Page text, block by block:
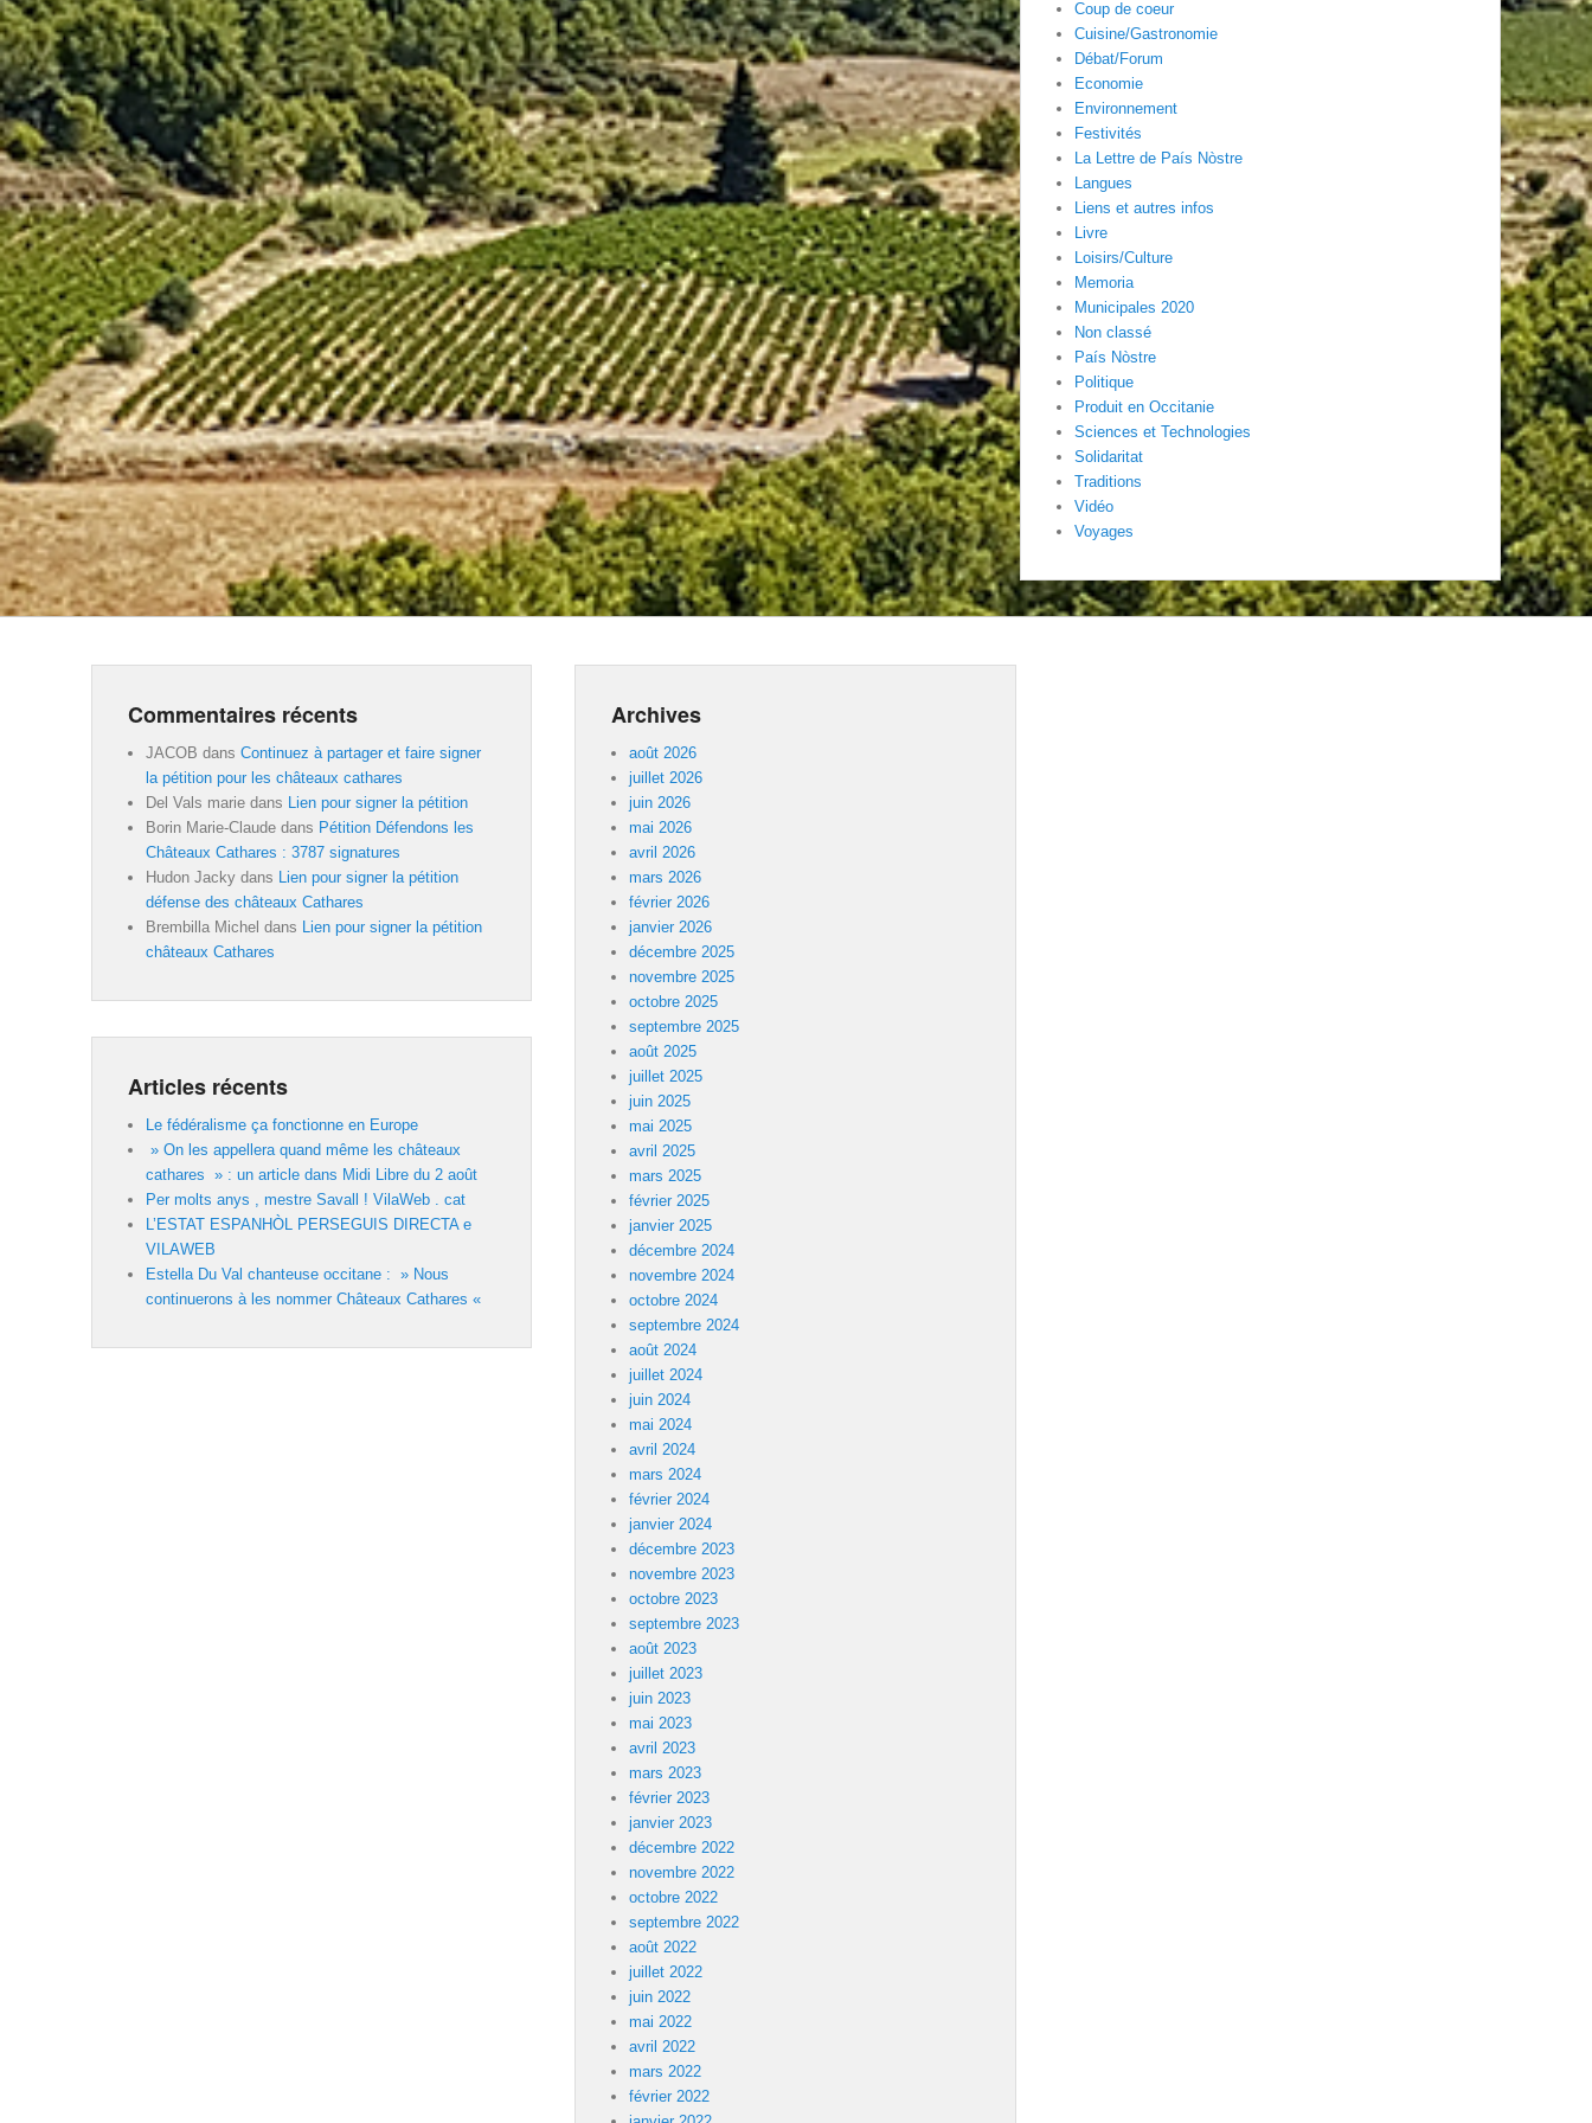
Coup de coeur
Cuisine/Gastronomie
Débat/Forum
Economie
Environnement
Festivités
La Lettre de País Nòstre
Langues
Liens et autres infos
Livre
Loisirs/Culture
Memoria
Municipales 2020
Non classé
País Nòstre
Politique
Produit en Occitanie
Sciences et Technologies
Solidaritat
Traditions
Vidéo
Voyages
Commentaires récents
JACOB dans Continuez à partager et faire signer
la pétition pour les châteaux cathares
Del Vals marie dans
Lien pour signer la pétition
Borin Marie-Claude dans Pétition Défendons les
Châteaux Cathares : 3787 signatures
Hudon Jacky dans
Lien pour signer la pétition
défense des châteaux Cathares
Brembilla Michel dans
Lien pour signer la pétition
châteaux Cathares
Articles récents
Le fédéralisme ça fonctionne en Europe
» On les appellera quand même les châteaux
cathares » : un article dans Midi Libre du 2 août
Per molts anys , mestre Savall ! VilaWeb . cat
L’ESTAT ESPANHÒL PERSEGUIS DIRECTA e
VILAWEB
Estella Du Val chanteuse occitane : » Nous
continuerons à les nommer Châteaux Cathares «
Archives
août 2026
juillet 2026
juin 2026
mai 2026
avril 2026
mars 2026
février 2026
janvier 2026
décembre 2025
novembre 2025
octobre 2025
septembre 2025
août 2025
juillet 2025
juin 2025
mai 2025
avril 2025
mars 2025
février 2025
janvier 2025
décembre 2024
novembre 2024
octobre 2024
septembre 2024
août 2024
juillet 2024
juin 2024
mai 2024
avril 2024
mars 2024
février 2024
janvier 2024
décembre 2023
novembre 2023
octobre 2023
septembre 2023
août 2023
juillet 2023
juin 2023
mai 2023
avril 2023
mars 2023
février 2023
janvier 2023
décembre 2022
novembre 2022
octobre 2022
septembre 2022
août 2022
juillet 2022
juin 2022
mai 2022
avril 2022
mars 2022
février 2022